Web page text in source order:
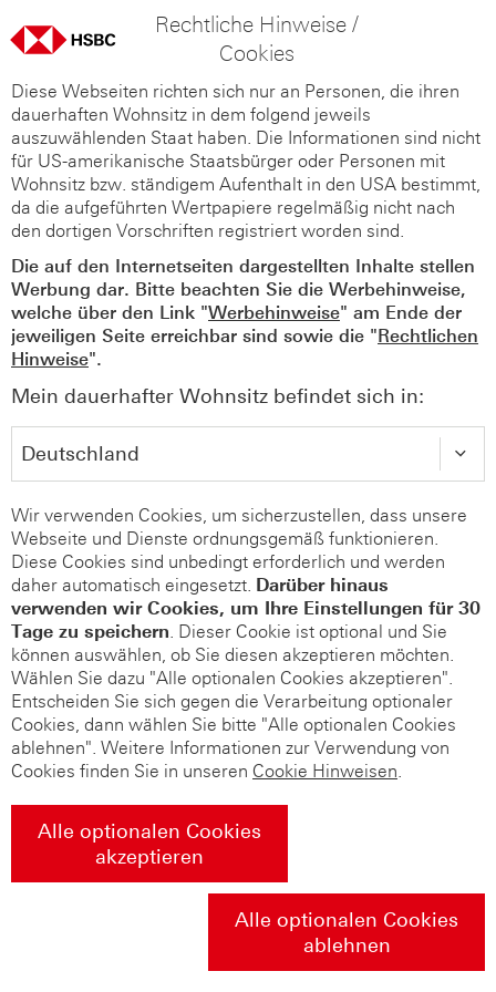
Rechtliche Hinweise /
Cookies
Diese Webseiten richten sich nur an Personen, die ihren
dauerhaften Wohnsitz in dem folgend jeweils
auszuwählenden Staat haben. Die Informationen sind nicht
für US-amerikanische Staatsbürger oder Personen mit
Wohnsitz bzw. ständigem Aufenthalt in den USA bestimmt,
da die aufgeführten Wertpapiere regelmäßig nicht nach
den dortigen Vorschriften registriert worden sind.
Die auf den Internetseiten dargestellten Inhalte stellen
Werbung dar. Bitte beachten Sie die Werbehinweise,
welche über den Link "Werbehinweise" am Ende der
jeweiligen Seite erreichbar sind sowie die "Rechtlichen
Hinweise".
Mein dauerhafter Wohnsitz befindet sich in:
Wir verwenden Cookies, um sicherzustellen, dass unsere
Webseite und Dienste ordnungsgemäß funktionieren.
Diese Cookies sind unbedingt erforderlich und werden
daher automatisch eingesetzt. Darüber hinaus
verwenden wir Cookies, um Ihre Einstellungen für 30
Tage zu speichern. Dieser Cookie ist optional und Sie
können auswählen, ob Sie diesen akzeptieren möchten.
Wählen Sie dazu "Alle optionalen Cookies akzeptieren".
Entscheiden Sie sich gegen die Verarbeitung optionaler
Cookies, dann wählen Sie bitte "Alle optionalen Cookies
ablehnen". Weitere Informationen zur Verwendung von
Cookies finden Sie in unseren Cookie Hinweisen.
Alle optionalen Cookies
akzeptieren
Alle optionalen Cookies
ablehnen